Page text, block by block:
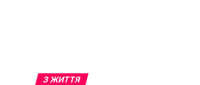
З ЖИТТЯ